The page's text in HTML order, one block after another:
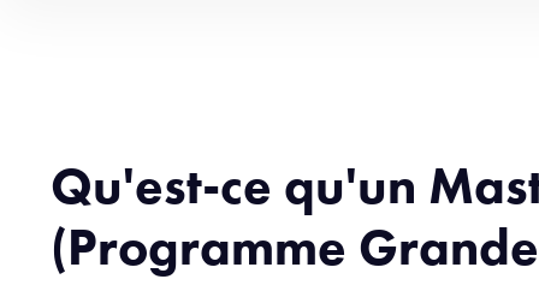
Qu'est-ce qu'un
(Programme